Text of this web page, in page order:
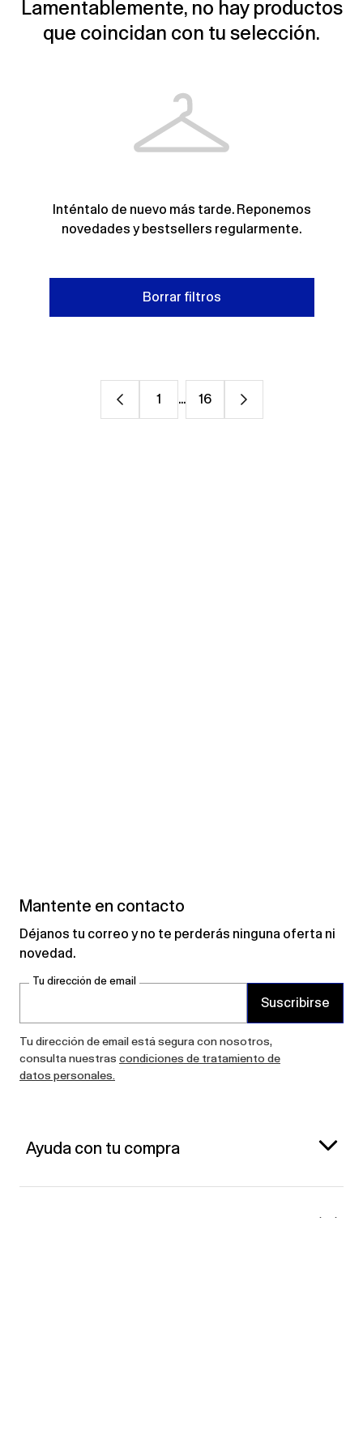
Lamentablemente, no hay productos
que coincidan con tu selección.
Inténtalo de nuevo más tarde. Reponemos
novedades y bestsellers regularmente.
Borrar filtros
1 ... 16
Mantente en contacto
Déjanos tu correo y no te perderás ninguna oferta ni
novedad.
Tu dirección de email
Suscribirse
Tu dirección de email está segura con nosotros,
consulta nuestras condiciones de tratamiento de
datos personales.
Ayuda con tu compra